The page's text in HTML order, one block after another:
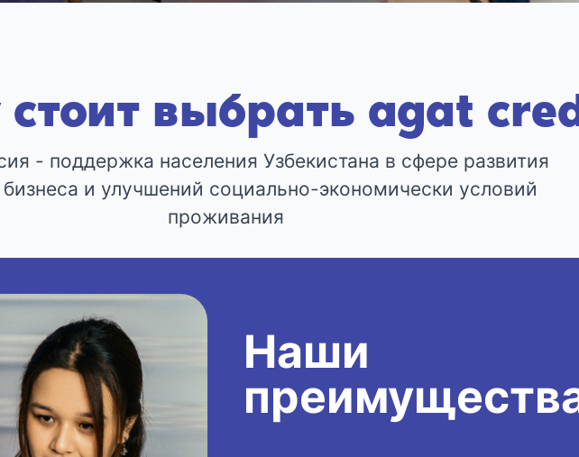
стоит выбрать agat
- поддержка населения Узбекистана в сфере развития
бизнеса и улучшений социально-экономически условий
проживания
Наши